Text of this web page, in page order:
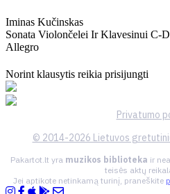
Iminas Kučinskas
Sonata Violončelei Ir Klavesinui C-
Allegro
Norint klausytis reikia prisijungti
Privatumo
© 2014-2026 Lietuvos
Pakartot.lt yra muzikos biblioteka ir
teisės aktų
Jei aptikote netinkamą turinį, praneškite